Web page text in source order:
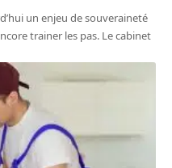
un enjeu de souveraineté
trainer les pas. Le cabinet